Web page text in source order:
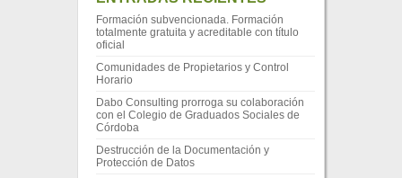
Formación subvencionada. Formación
totalmente gratuita y acreditable con título
oficial
Comunidades de Propietarios y Control
Horario
Dabo Consulting prorroga su colaboración
con el Colegio de Graduados Sociales de
Córdoba
Destrucción de la Documentación y
Protección de Datos